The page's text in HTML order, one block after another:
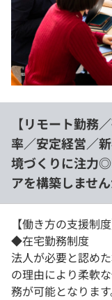
【リモート勤務
率／安定経営／
境づくりに注力
アを構築しませ
【働き方の支援制度
◆在宅勤務制度
法人が必要と認め
の理由により柔軟
務が可能となります